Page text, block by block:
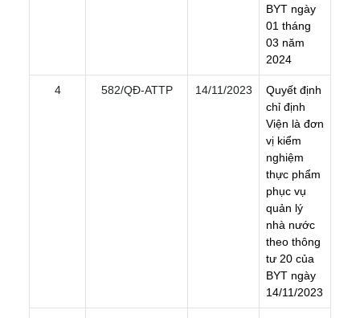
BYT ngày
01 tháng
03 năm
2024
4 582/QÐ-ATTP 14/11/2023 Quyết định
chỉ định
Viện là đơn
vị kiểm
nghiệm
thực phẩm
phục vụ
quản lý
nhà nước
theo thông
tư 20 của
BYT ngày
14/11/2023